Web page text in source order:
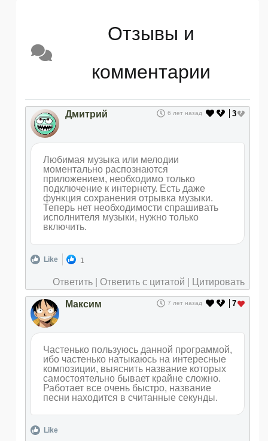
Отзывы и
комментарии
3
Дмитрий 6 лет назад
Любимая музыка или мелодии
моментально распознаются
приложением, необходимо только
подключение к интернету. Есть даже
функция сохранения отрывка музыки.
Теперь нет необходимости спрашивать
исполнителя музыки, нужно только
включить.
Like 1
Ответить Ответить с цитатой Цитировать
7
Максим 7 лет назад
Частенько пользуюсь данной программой,
ибо частенько натыкаюсь на интересные
композиции, выяснить название которых
самостоятельно бывает крайне сложно.
Работает все очень быстро, название
песни находится в считанные секунды.
Like